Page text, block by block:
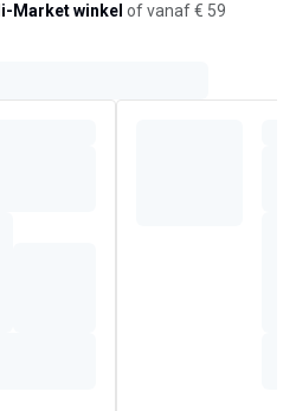
Market winkel of vanaf € 59